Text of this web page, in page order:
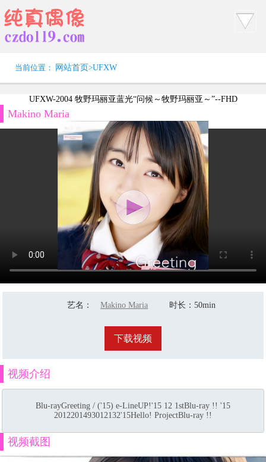
当前位置： 网站首页>UFXW
UFXW-2004 牧野玛丽亚蓝光“问候～牧野玛丽亚～”--FHD
Makino Maria
艺名 ： Makino Maria 时长 ：50min
下载视频
视频介绍
Blu-rayGreeting / ('15) e-LineUP!'15 12 1stBlu-ray !! '15
2012201493012132'15Hello! ProjectBlu-ray !!
视频截图